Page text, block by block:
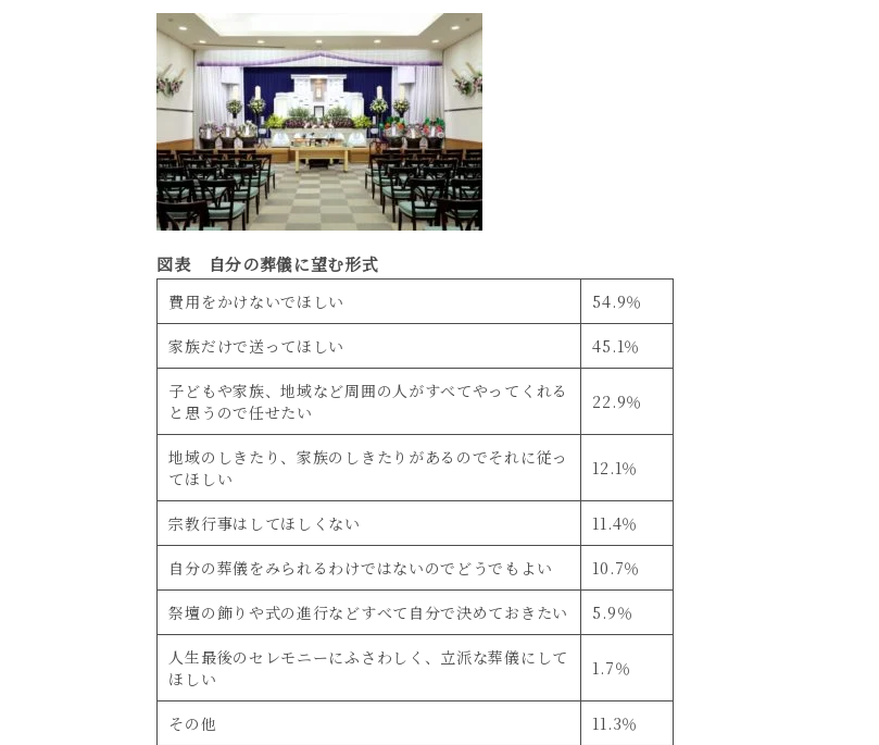
図表 自分の葬儀に望む形式
費用をかけないでほしい 54.9％
家族だけで送ってほしい 45.1％
子どもや家族、地域など周囲の人がすべてやってくれる
と思うので任せたい
22.9％
地域のしきたり、家族のしきたりがあるのでそれに従っ
てほしい
12.1％
宗教行事はしてほしくない 11.4％
自分の葬儀をみられるわけではないのでどうでもよい 10.7％
祭壇の飾りや式の進行などすべて自分で決めておきたい 5.9％
人生最後のセレモニーにふさわしく、立派な葬儀にして
ほしい
1.7％
その他 11.3％